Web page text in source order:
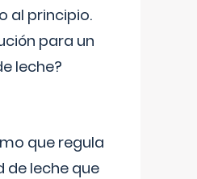
al principio.
para un
leche?
que regula
de leche que